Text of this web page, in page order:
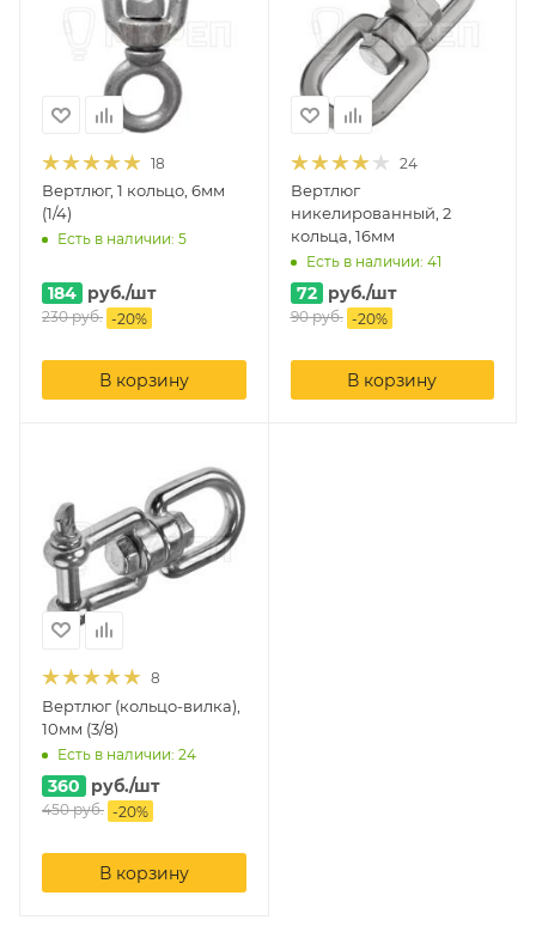
18
Вертлюг, 1 кольцо, 6мм
(1/4)
Есть в наличии: 5
184 руб./шт
230руб. -20%
В корзину
24
Вертлюг
никелированный, 2
кольца, 16мм
Есть в наличии: 41
72 руб./шт
90руб. -20%
В корзину
8
Вертлюг (кольцо-вилка),
10мм (3/8)
Есть в наличии: 24
360 руб./шт
450руб. -20%
В корзину